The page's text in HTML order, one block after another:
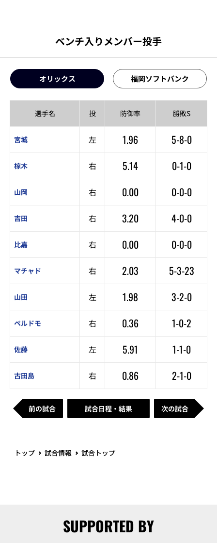
ベンチ入りメンバー投手
オリックス 福岡ソフトバンク
選手名 投 防御率 勝敗S
宮城 左 1.96 5-8-0
椋木 右 5.14 0-1-0
山岡 右 0.00 0-0-0
吉田 右 3.20 4-0-0
比嘉 右 0.00 0-0-0
マチャド 右 2.03 5-3-23
山田 左 1.98 3-2-0
ペルドモ 右 0.36 1-0-2
佐藤 左 5.91 1-1-0
古田島 右 0.86 2-1-0
前の試合 試合日程・結果 次の試合
トップ 試合情報 試合トップ
SUPPORTED BY